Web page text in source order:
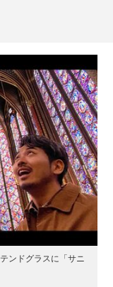
ンドグラスに「サニ